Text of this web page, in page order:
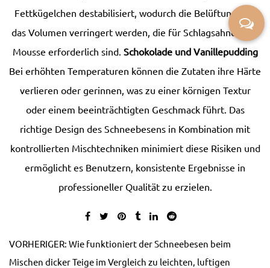
Fettkügelchen destabilisiert, wodurch die Belüftung und
das Volumen verringert werden, die für Schlagsahne oder
Mousse erforderlich sind. Schokolade und Vanillepudding
Bei erhöhten Temperaturen können die Zutaten ihre Härte
verlieren oder gerinnen, was zu einer körnigen Textur
oder einem beeinträchtigten Geschmack führt. Das
richtige Design des Schneebesens in Kombination mit
kontrollierten Mischtechniken minimiert diese Risiken und
ermöglicht es Benutzern, konsistente Ergebnisse in
professioneller Qualität zu erzielen.
VORHERIGER: Wie funktioniert der Schneebesen beim
Mischen dicker Teige im Vergleich zu leichten, luftigen